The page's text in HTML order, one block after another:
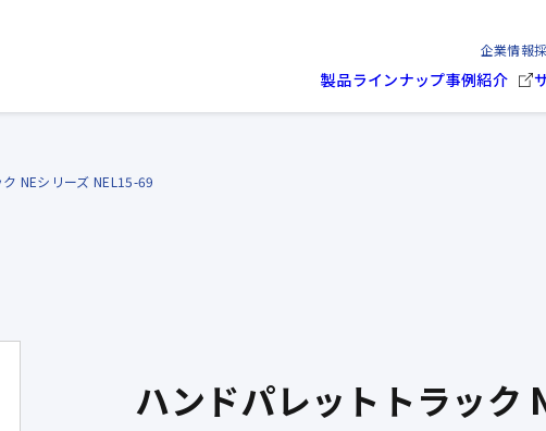
製品ラインナップ事例紹介
企業情報
NEシリーズ NEL15-69
ハンドパレットトラック